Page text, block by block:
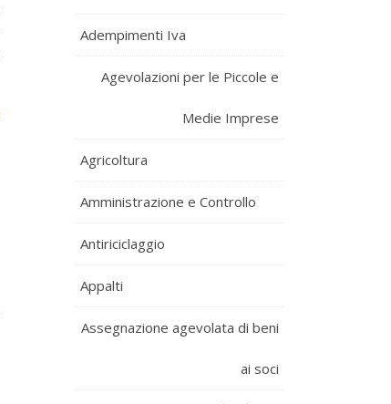
Adempimenti Iva
Agevolazioni per le Piccole e
Medie Imprese
Agricoltura
Amministrazione e Controllo
Antiriciclaggio
Appalti
Assegnazione agevolata di beni
ai soci